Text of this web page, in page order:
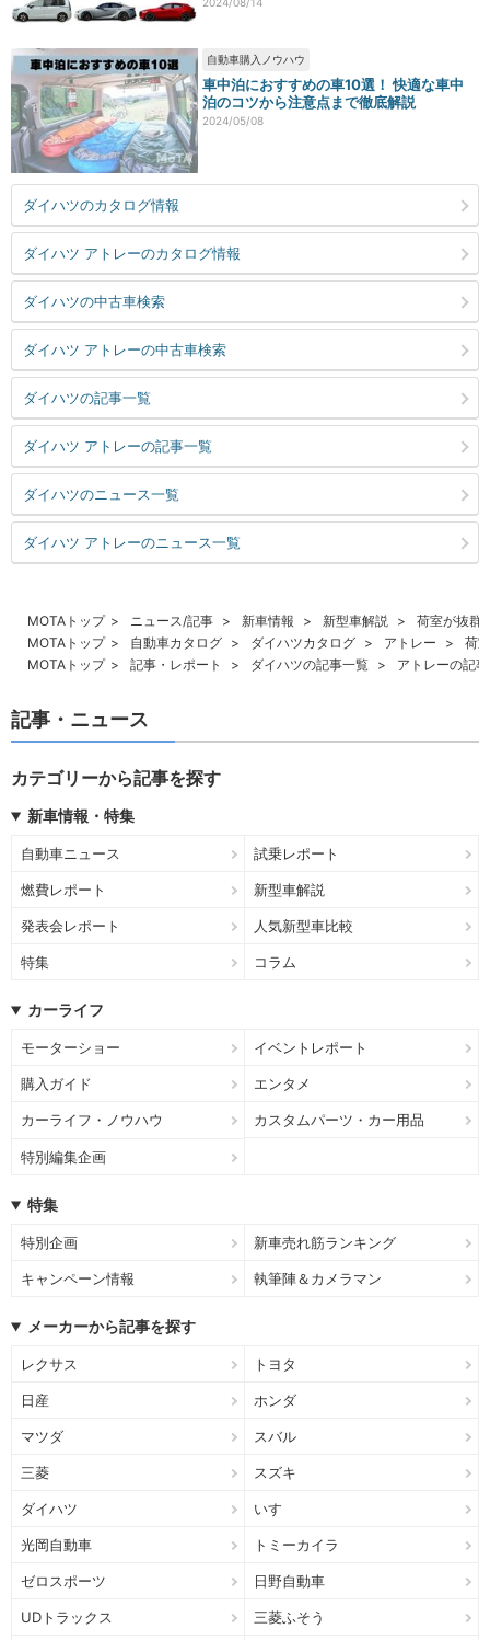
自動車購入ノウハウ
車中泊におすすめの車10選！ 快適な車中
泊のコツから注意点まで徹底解説
2024/05/08
ダイハツのカタログ情報
ダイハツ アトレーのカタログ情報
ダイハツの中古車検索
ダイハツ アトレーの中古車検索
ダイハツの記事一覧
ダイハツ アトレーの記事一覧
ダイハツのニュース一覧
ダイハツ アトレーのニュース一覧
MOTAトップ ニュース/記事 新車情報 新型車解説
荷室が抜群
MOTAトップ
自動車カタログ ダイハツカタログ アトレー
荷
MOTAトップ
記事・レポート ダイハツの記事一覧 アトレーの記
記事・ニュース
カテゴリーから記事を探す
新車情報・特集
自動車ニュース 試乗レポート
燃費レポート 新型車解説
発表会レポート 人気新型車比較
特集 コラム
カーライフ
モーターショー イベントレポート
購入ガイド エンタメ
カーライフ・ノウハウ カスタムパーツ・カー用品
特別編集企画
特集
特別企画 新車売れ筋ランキング
キャンペーン情報 執筆陣＆カメラマン
メーカーから記事を探す
レクサス トヨタ
日産 ホンダ
マツダ スバル
三菱 スズキ
ダイハツ いすゞ
光岡自動車 トミーカイラ
ゼロスポーツ 日野自動車
UDトラックス 三菱ふそう